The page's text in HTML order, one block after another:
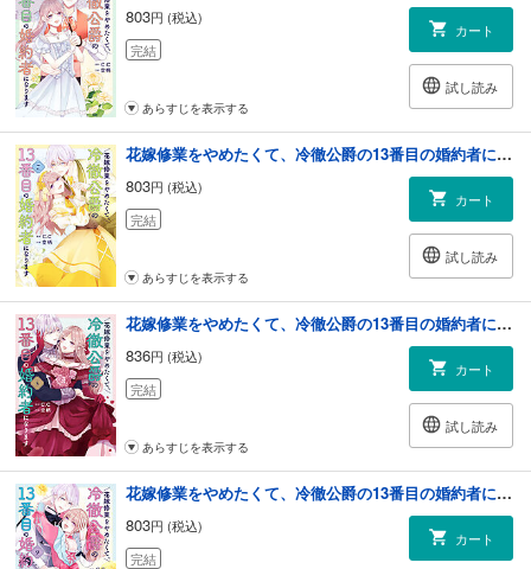
803円 (税込)
完結
カート
試し読み
あらすじを表示する
花嫁修業をやめたくて、冷徹公爵の13番目の婚約者になります（７）
803円 (税込)
完結
カート
試し読み
あらすじを表示する
花嫁修業をやめたくて、冷徹公爵の13番目の婚約者になります（８）
836円 (税込)
完結
カート
試し読み
あらすじを表示する
花嫁修業をやめたくて、冷徹公爵の13番目の婚約者になります（９）
803円 (税込)
完結
カート